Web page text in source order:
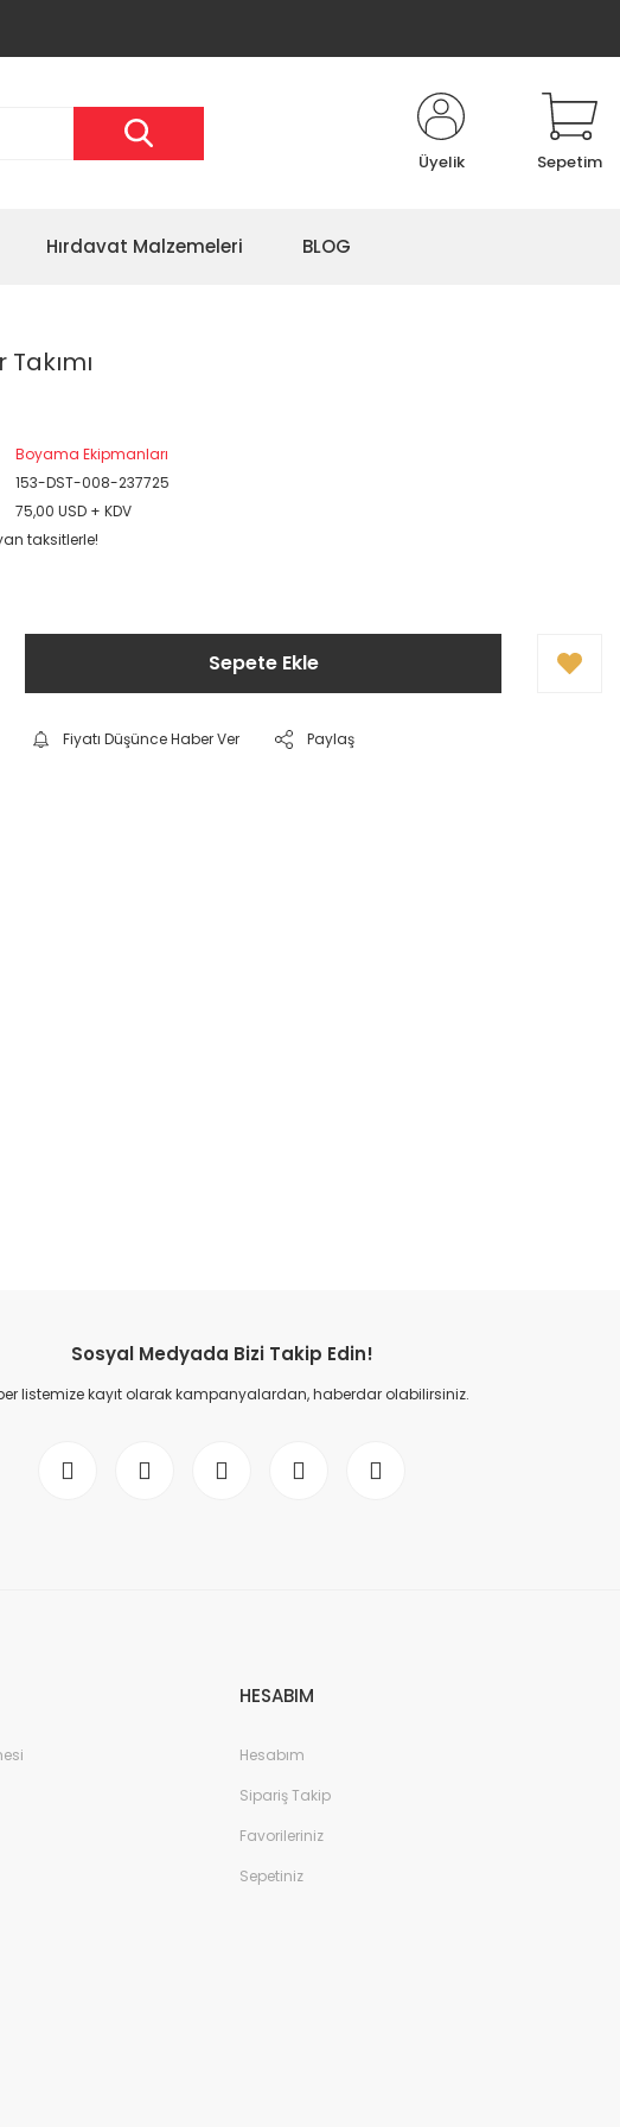
Üyelik Sepetim
Hırdavat Malzemeleri BLOG
Takımı
Boyama Ekipmanları
153-DST-008-237725
75,00 USD + KDV
taksitlerle!
Sepete Ekle
Fiyatı Düşünce Haber Ver Paylaş
Sosyal Medyada Bizi Takip Edin!
listemize kayıt olarak kampanyalardan, haberdar olabilirsiniz.
HESABIM
Hesabım
Sipariş Takip
Favorileriniz
Sepetiniz